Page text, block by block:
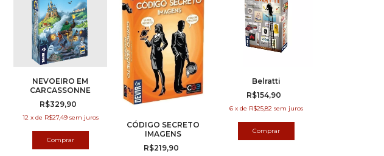
NEVOEIRO EM
CARCASSONNE
R$329,90
12 x de R$27,49 sem juros
CÓDIGO SECRETO
IMAGENS
R$219,90
Belratti
R$154,90
6 x de R$25,82 sem juros